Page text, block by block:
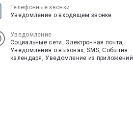
Телефонные звонки
Уведомление о входящем звонке
Уведомление
Социальные сети, Электронная почта,
Уведомления о вызовах, SMS, События
календаря, Уведомление из приложений